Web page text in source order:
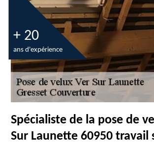
+ 20
ans d'expérience
Spécialiste de la pose de
Sur Launette 60950 travail